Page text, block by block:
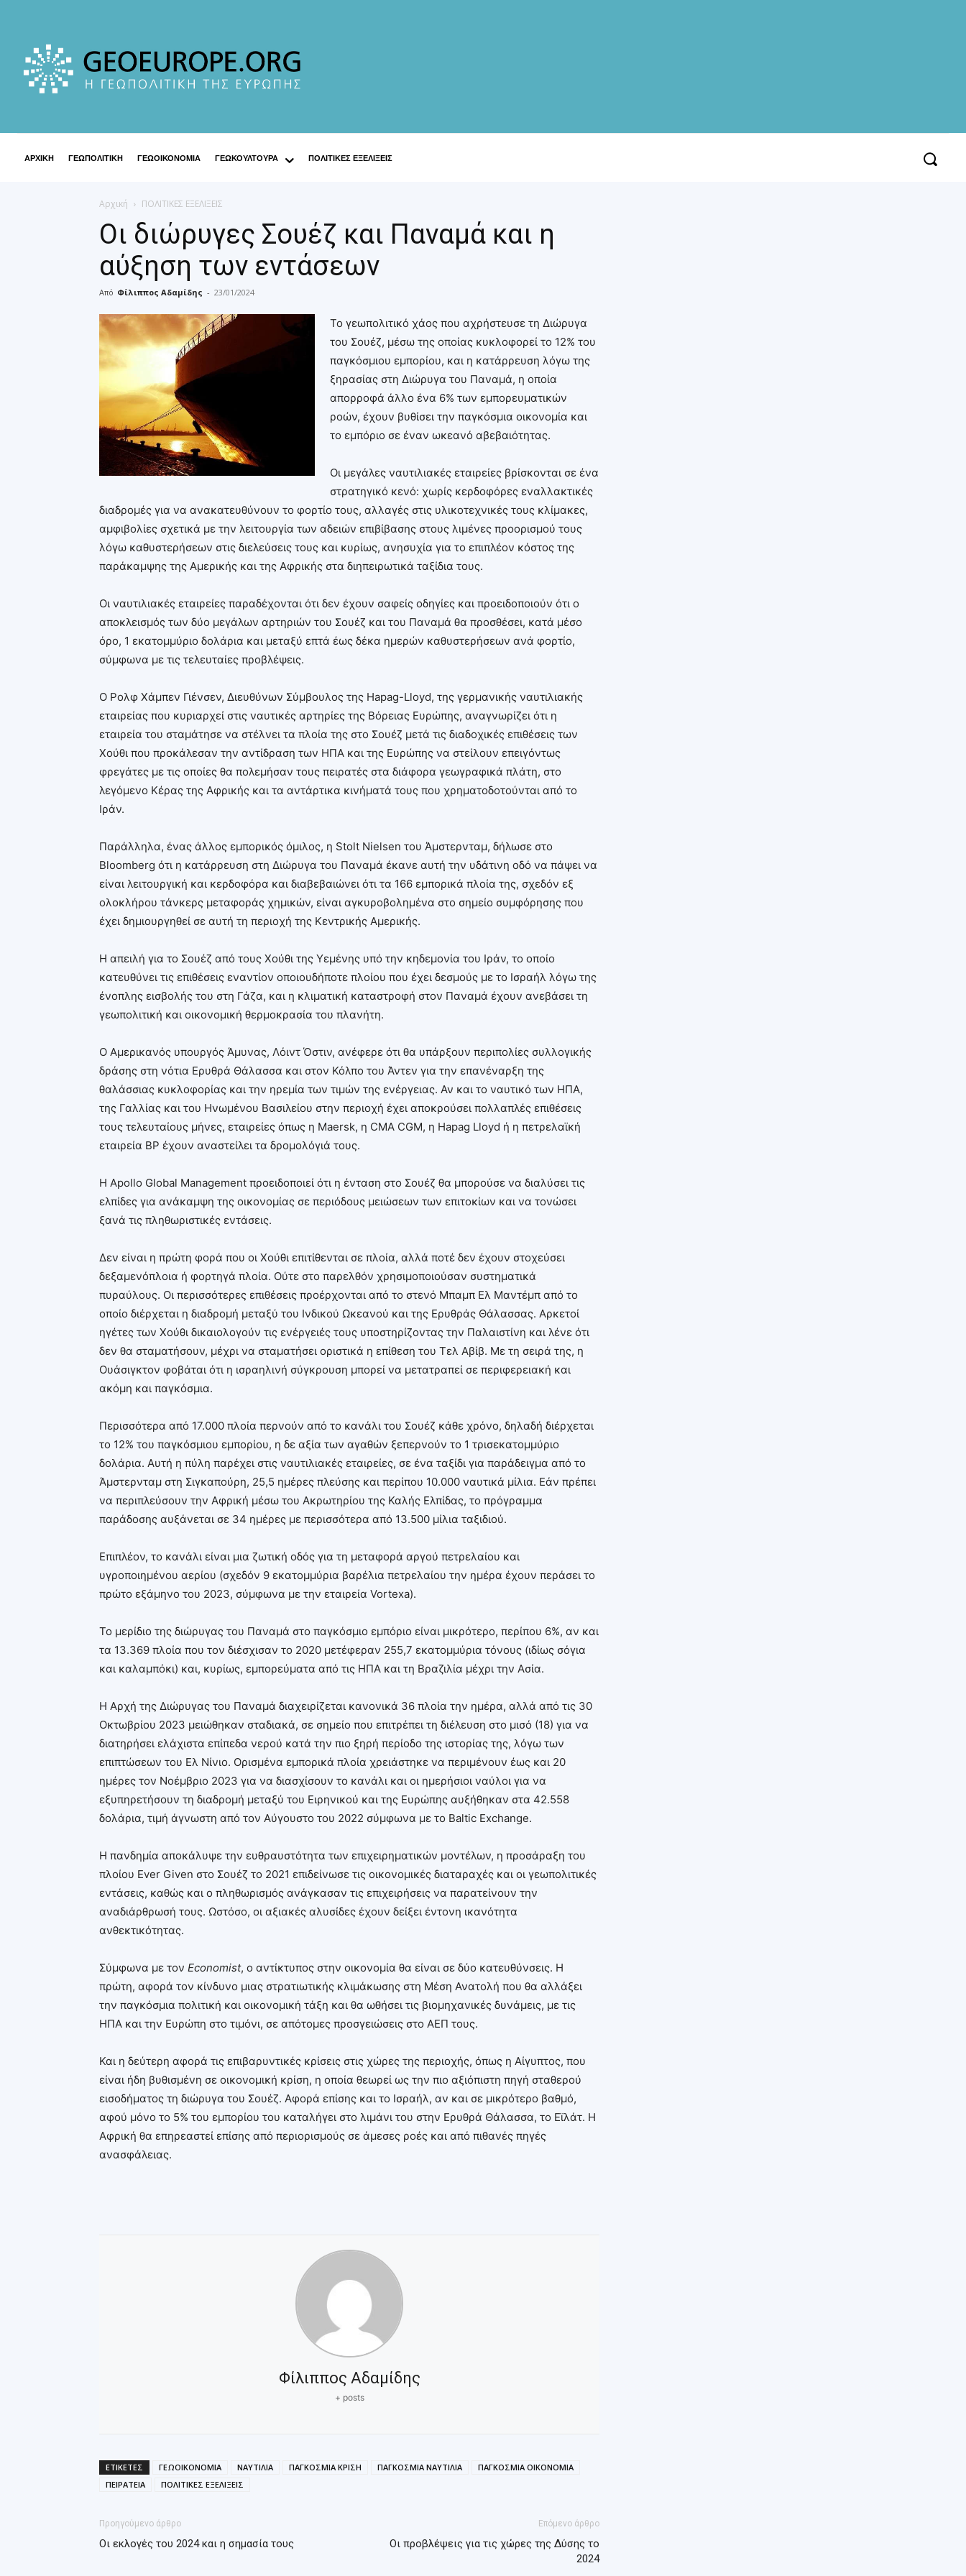
ΑΡΧΙΚΗ ΓΕΩΠΟΛΙΤΙΚΗ ΓΕΩΟΙΚΟΝΟΜΙΑ ΓΕΩΚΟΥΛΤΟΥΡΑ ΠΟΛΙΤΙΚΕΣ ΕΞΕΛΙΞΕΙΣ
Αρχική ΠΟΛΙΤΙΚΕΣ ΕΞΕΛΙΞΕΙΣ
Οι διώρυγες Σουέζ και Παναμά και η
αύξηση των εντάσεων
Από Φίλιππος Αδαμίδης - 23/01/2024
Το γεωπολιτικό χάος που αχρήστευσε τη Διώρυγα
του Σουέζ, μέσω της οποίας κυκλοφορεί το 12% του
παγκόσμιου εμπορίου, και η κατάρρευση λόγω της
ξηρασίας στη Διώρυγα του Παναμά, η οποία
απορροφά άλλο ένα 6% των εμπορευματικών
ροών, έχουν βυθίσει την παγκόσμια οικονομία και
το εμπόριο σε έναν ωκεανό αβεβαιότητας.
Οι μεγάλες ναυτιλιακές εταιρείες βρίσκονται σε ένα
στρατηγικό κενό: χωρίς κερδοφόρες εναλλακτικές
διαδρομές για να ανακατευθύνουν το φορτίο τους, αλλαγές στις υλικοτεχνικές τους κλίμακες,
αμφιβολίες σχετικά με την λειτουργία των αδειών επιβίβασης στους λιμένες προορισμού τους
λόγω καθυστερήσεων στις διελεύσεις τους και κυρίως, ανησυχία για το επιπλέον κόστος της
παράκαμψης της Αμερικής και της Αφρικής στα διηπειρωτικά ταξίδια τους.
Οι ναυτιλιακές εταιρείες παραδέχονται ότι δεν έχουν σαφείς οδηγίες και προειδοποιούν ότι ο
αποκλεισμός των δύο μεγάλων αρτηριών του Σουέζ και του Παναμά θα προσθέσει, κατά μέσο
όρο, 1 εκατομμύριο δολάρια και μεταξύ επτά έως δέκα ημερών καθυστερήσεων ανά φορτίο,
σύμφωνα με τις τελευταίες προβλέψεις.
Ο Ρολφ Χάμπεν Γιένσεν, Διευθύνων Σύμβουλος της Hapag-Lloyd, της γερμανικής ναυτιλιακής
εταιρείας που κυριαρχεί στις ναυτικές αρτηρίες της Βόρειας Ευρώπης, αναγνωρίζει ότι η
εταιρεία του σταμάτησε να στέλνει τα πλοία της στο Σουέζ μετά τις διαδοχικές επιθέσεις των
Χούθι που προκάλεσαν την αντίδραση των ΗΠΑ και της Ευρώπης να στείλουν επειγόντως
φρεγάτες με τις οποίες θα πολεμήσαν τους πειρατές στα διάφορα γεωγραφικά πλάτη, στο
λεγόμενο Κέρας της Αφρικής και τα αντάρτικα κινήματά τους που χρηματοδοτούνται από το
Ιράν.
Παράλληλα, ένας άλλος εμπορικός όμιλος, η Stolt Nielsen του Άμστερνταμ, δήλωσε στο
Bloomberg ότι η κατάρρευση στη Διώρυγα του Παναμά έκανε αυτή την υδάτινη οδό να πάψει να
είναι λειτουργική και κερδοφόρα και διαβεβαιώνει ότι τα 166 εμπορικά πλοία της, σχεδόν εξ
ολοκλήρου τάνκερς μεταφοράς χημικών, είναι αγκυροβολημένα στο σημείο συμφόρησης που
έχει δημιουργηθεί σε αυτή τη περιοχή της Κεντρικής Αμερικής.
Η απειλή για το Σουέζ από τους Χούθι της Υεμένης υπό την κηδεμονία του Ιράν, το οποίο
κατευθύνει τις επιθέσεις εναντίον οποιουδήποτε πλοίου που έχει δεσμούς με το Ισραήλ λόγω της
ένοπλης εισβολής του στη Γάζα, και η κλιματική καταστροφή στον Παναμά έχουν ανεβάσει τη
γεωπολιτική και οικονομική θερμοκρασία του πλανήτη.
Ο Αμερικανός υπουργός Άμυνας, Λόιντ Όστιν, ανέφερε ότι θα υπάρξουν περιπολίες συλλογικής
δράσης στη νότια Ερυθρά Θάλασσα και στον Κόλπο του Άντεν για την επανέναρξη της
θαλάσσιας κυκλοφορίας και την ηρεμία των τιμών της ενέργειας. Αν και το ναυτικό των ΗΠΑ,
της Γαλλίας και του Ηνωμένου Βασιλείου στην περιοχή έχει αποκρούσει πολλαπλές επιθέσεις
τους τελευταίους μήνες, εταιρείες όπως η Maersk, η CMA CGM, η Hapag Lloyd ή η πετρελαϊκή
εταιρεία BP έχουν αναστείλει τα δρομολόγιά τους.
Η Apollo Global Management προειδοποιεί ότι η ένταση στο Σουέζ θα μπορούσε να διαλύσει τις
ελπίδες για ανάκαμψη της οικονομίας σε περιόδους μειώσεων των επιτοκίων και να τονώσει
ξανά τις πληθωριστικές εντάσεις.
Δεν είναι η πρώτη φορά που οι Χούθι επιτίθενται σε πλοία, αλλά ποτέ δεν έχουν στοχεύσει
δεξαμενόπλοια ή φορτηγά πλοία. Ούτε στο παρελθόν χρησιμοποιούσαν συστηματικά
πυραύλους. Οι περισσότερες επιθέσεις προέρχονται από το στενό Μπαμπ Ελ Μαντέμπ από το
οποίο διέρχεται η διαδρομή μεταξύ του Ινδικού Ωκεανού και της Ερυθράς Θάλασσας. Αρκετοί
ηγέτες των Χούθι δικαιολογούν τις ενέργειές τους υποστηρίζοντας την Παλαιστίνη και λένε ότι
δεν θα σταματήσουν, μέχρι να σταματήσει οριστικά η επίθεση του Τελ Αβίβ. Με τη σειρά της, η
Ουάσιγκτον φοβάται ότι η ισραηλινή σύγκρουση μπορεί να μετατραπεί σε περιφερειακή και
ακόμη και παγκόσμια.
Περισσότερα από 17.000 πλοία περνούν από το κανάλι του Σουέζ κάθε χρόνο, δηλαδή διέρχεται
το 12% του παγκόσμιου εμπορίου, η δε αξία των αγαθών ξεπερνούν το 1 τρισεκατομμύριο
δολάρια. Αυτή η πύλη παρέχει στις ναυτιλιακές εταιρείες, σε ένα ταξίδι για παράδειγμα από το
Άμστερνταμ στη Σιγκαπούρη, 25,5 ημέρες πλεύσης και περίπου 10.000 ναυτικά μίλια. Εάν πρέπει
να περιπλεύσουν την Αφρική μέσω του Ακρωτηρίου της Καλής Ελπίδας, το πρόγραμμα
παράδοσης αυξάνεται σε 34 ημέρες με περισσότερα από 13.500 μίλια ταξιδιού.
Επιπλέον, το κανάλι είναι μια ζωτική οδός για τη μεταφορά αργού πετρελαίου και
υγροποιημένου αερίου (σχεδόν 9 εκατομμύρια βαρέλια πετρελαίου την ημέρα έχουν περάσει το
πρώτο εξάμηνο του 2023, σύμφωνα με την εταιρεία Vortexa).
Το μερίδιο της διώρυγας του Παναμά στο παγκόσμιο εμπόριο είναι μικρότερο, περίπου 6%, αν και
τα 13.369 πλοία που τον διέσχισαν το 2020 μετέφεραν 255,7 εκατομμύρια τόνους (ιδίως σόγια
και καλαμπόκι) και, κυρίως, εμπορεύματα από τις ΗΠΑ και τη Βραζιλία μέχρι την Ασία.
Η Αρχή της Διώρυγας του Παναμά διαχειρίζεται κανονικά 36 πλοία την ημέρα, αλλά από τις 30
Οκτωβρίου 2023 μειώθηκαν σταδιακά, σε σημείο που επιτρέπει τη διέλευση στο μισό (18) για να
διατηρήσει ελάχιστα επίπεδα νερού κατά την πιο ξηρή περίοδο της ιστορίας της, λόγω των
επιπτώσεων του Ελ Νίνιο. Ορισμένα εμπορικά πλοία χρειάστηκε να περιμένουν έως και 20
ημέρες τον Νοέμβριο 2023 για να διασχίσουν το κανάλι και οι ημερήσιοι ναύλοι για να
εξυπηρετήσουν τη διαδρομή μεταξύ του Ειρηνικού και της Ευρώπης αυξήθηκαν στα 42.558
δολάρια, τιμή άγνωστη από τον Αύγουστο του 2022 σύμφωνα με το Baltic Exchange.
Η πανδημία αποκάλυψε την ευθραυστότητα των επιχειρηματικών μοντέλων, η προσάραξη του
πλοίου Ever Given στο Σουέζ το 2021 επιδείνωσε τις οικονομικές διαταραχές και οι γεωπολιτικές
εντάσεις, καθώς και ο πληθωρισμός ανάγκασαν τις επιχειρήσεις να παρατείνουν την
αναδιάρθρωσή τους. Ωστόσο, οι αξιακές αλυσίδες έχουν δείξει έντονη ικανότητα
ανθεκτικότητας.
Σύμφωνα με τον Economist, ο αντίκτυπος στην οικονομία θα είναι σε δύο κατευθύνσεις. Η
πρώτη, αφορά τον κίνδυνο μιας στρατιωτικής κλιμάκωσης στη Μέση Ανατολή που θα αλλάξει
την παγκόσμια πολιτική και οικονομική τάξη και θα ωθήσει τις βιομηχανικές δυνάμεις, με τις
ΗΠΑ και την Ευρώπη στο τιμόνι, σε απότομες προσγειώσεις στο ΑΕΠ τους.
Και η δεύτερη αφορά τις επιβαρυντικές κρίσεις στις χώρες της περιοχής, όπως η Αίγυπτος, που
είναι ήδη βυθισμένη σε οικονομική κρίση, η οποία θεωρεί ως την πιο αξιόπιστη πηγή σταθερού
εισοδήματος τη διώρυγα του Σουέζ. Αφορά επίσης και το Ισραήλ, αν και σε μικρότερο βαθμό,
αφού μόνο το 5% του εμπορίου του καταλήγει στο λιμάνι του στην Ερυθρά Θάλασσα, το Εϊλάτ. Η
Αφρική θα επηρεαστεί επίσης από περιορισμούς σε άμεσες ροές και από πιθανές πηγές
ανασφάλειας.
Φίλιππος Αδαμίδης
+ posts
ΕΤΙΚΕΤΕΣ ΓΕΩΟΙΚΟΝΟΜΙΑ ΝΑΥΤΙΛΙΑ ΠΑΓΚΟΣΜΙΑ ΚΡΙΣΗ ΠΑΓΚΟΣΜΙΑ ΝΑΥΤΙΛΙΑ
ΠΑΓΚΟΣΜΙΑ ΟΙΚΟΝΟΜΙΑ
ΠΕΙΡΑΤΕΙΑ
ΠΟΛΙΤΙΚΕΣ ΕΞΕΛΙΞΕΙΣ
Προηγούμενο άρθρο
Οι εκλογές του 2024 και η σημασία τους
Επόμενο άρθρο
Οι προβλέψεις για τις χώρες της Δύσης το
2024